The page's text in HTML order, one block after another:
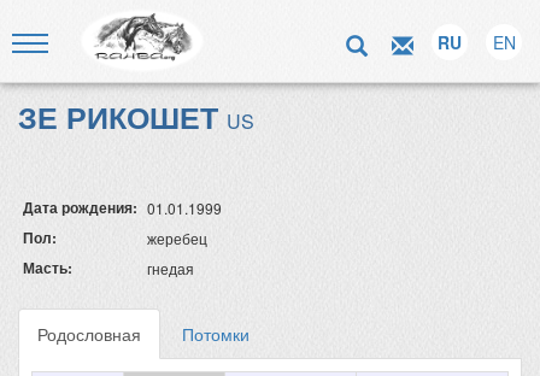
RU EN
ЗЕ РИКОШЕТ US
Дата рождения: 01.01.1999
Пол: жеребец
Масть: гнедая
Родословная Потомки